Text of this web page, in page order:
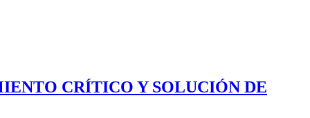
CRÍTICO Y SOLUCIÓN DE